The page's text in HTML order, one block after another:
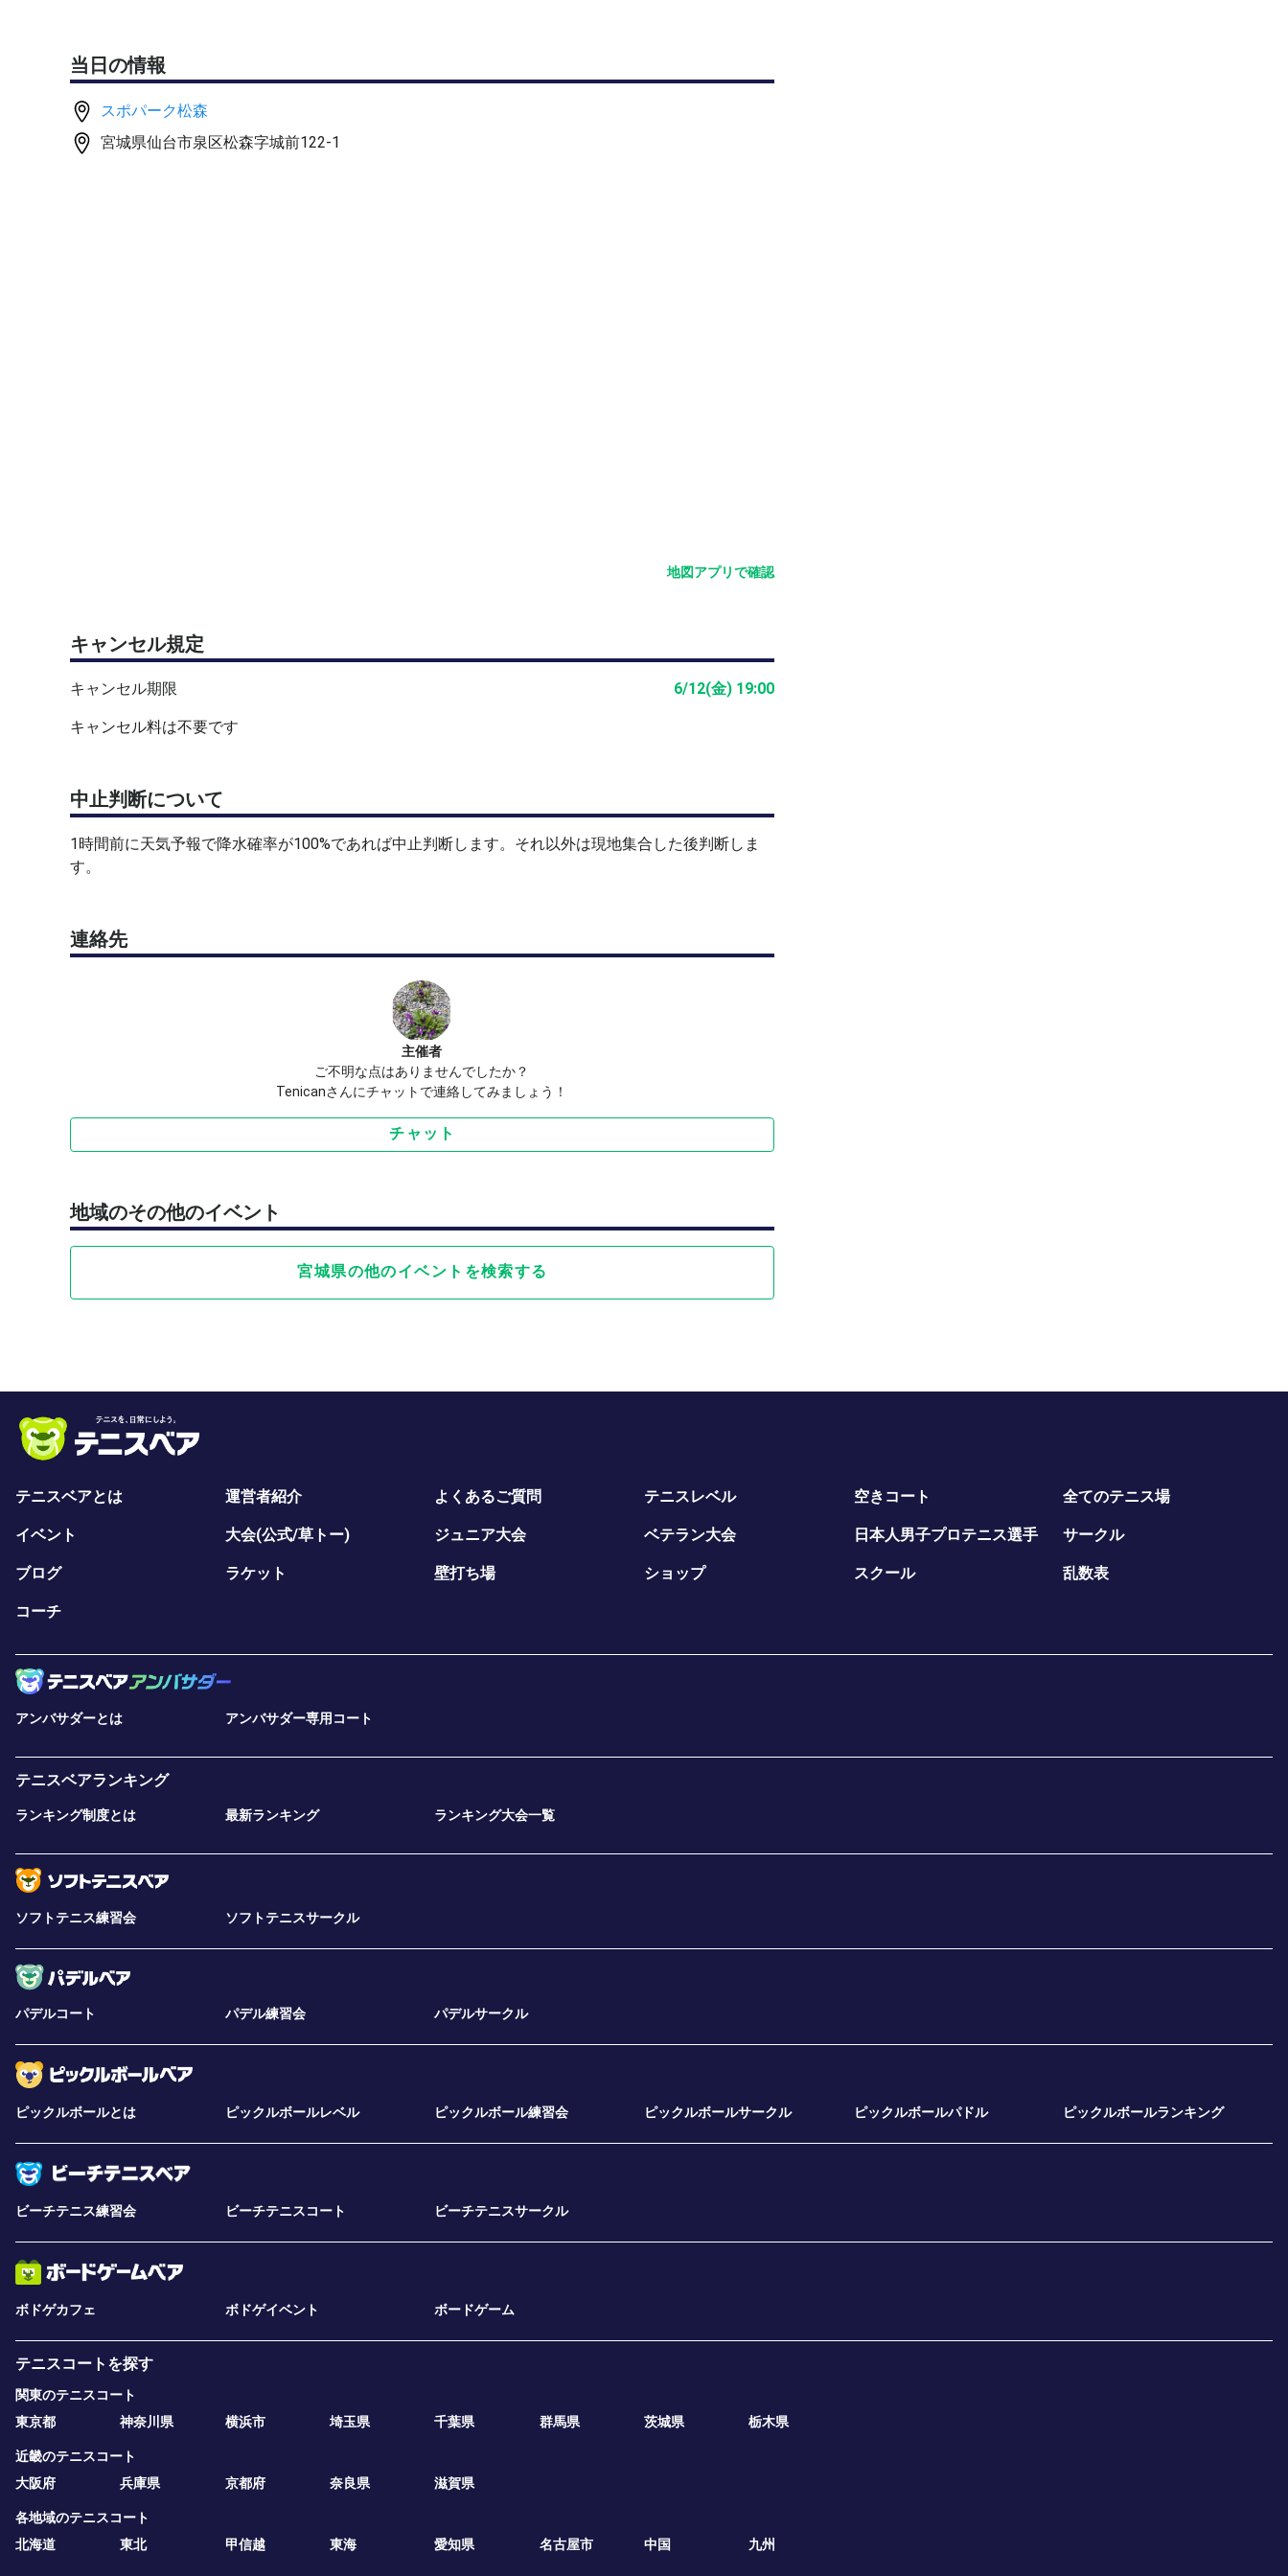
当日の情報
スポパーク松森
宮城県仙台市泉区松森字城前122-1
地図アプリで確認
キャンセル規定
キャンセル期限 6/12(金) 19:00
キャンセル料は不要です
中止判断について
1時間前に天気予報で降水確率が100%であれば中止判断します。それ以外は現地集合した後判断しま
す。
連絡先
主催者
ご不明な点はありませんでしたか？
Tenicanさんにチャットで連絡してみましょう！
チャット
地域のその他のイベント
宮城県の他のイベントを検索する
テニスベアとは 運営者紹介 よくあるご質問 テニスレベル 空きコート 全てのテニス場
イベント 大会(公式/草トー) ジュニア大会 ベテラン大会 日本人男子プロテニス選手 サークル
ブログ ラケット 壁打ち場 ショップ スクール 乱数表
コーチ
アンバサダーとは アンバサダー専用コート
テニスベアランキング
ランキング制度とは 最新ランキング ランキング大会一覧
ソフトテニス練習会 ソフトテニスサークル
パデルコート パデル練習会 パデルサークル
ピックルボールとは ピックルボールレベル ピックルボール練習会 ピックルボールサークル ピックルボールパドル ピックルボールランキング
ビーチテニス練習会 ビーチテニスコート ビーチテニスサークル
ボドゲカフェ ボドゲイベント ボードゲーム
テニスコートを探す
関東のテニスコート
東京都
神奈川県 横浜市 埼玉県 千葉県 群馬県 茨城県 栃木県
近畿のテニスコート
大阪府
兵庫県 京都府 奈良県 滋賀県
各地域のテニスコート
北海道
東北 甲信越 東海 愛知県 名古屋市 中国 九州